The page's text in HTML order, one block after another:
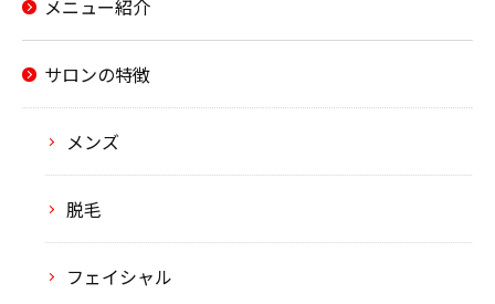
メニュー紹介
サロンの特徴
メンズ
脱毛
フェイシャル